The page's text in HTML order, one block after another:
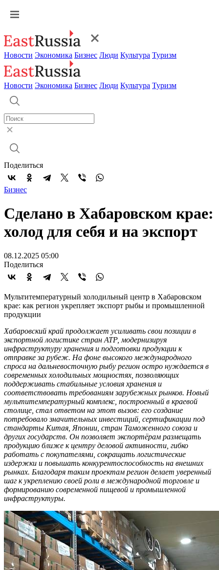
Новости Экономика Бизнес Люди Культура Туризм
Новости Экономика Бизнес Люди Культура Туризм
Поделиться
Бизнес
Сделано в Хабаровском крае:
холод для себя и на экспорт
08.12.2025 05:00
Поделиться
Мультитемпературный холодильный центр в Хабаровском
крае: как регион укрепляет экспорт рыбы и промышленной
продукции
Хабаровский край продолжает усиливать свои позиции в
экспортной логистике стран АТР, модернизируя
инфраструктуру хранения и подготовки продукции к
отправке за рубеж. На фоне высокого международного
спроса на дальневосточную рыбу регион остро нуждается в
современных холодильных мощностях, позволяющих
поддерживать стабильные условия хранения и
соответствовать требованиям зарубежных рынков. Новый
мультитемпературный комплекс, построенный в краевой
столице, стал ответом на этот вызов: его создание
потребовало значительных инвестиций, сертификации под
стандарты Китая, Японии, стран Таможенного союза и
других государств. Он позволяет экспортёрам размещать
продукцию ближе к центру деловой активности, гибко
работать с покупателями, сокращать логистические
издержки и повышать конкурентоспособность на внешних
рынках. Благодаря таким проектам регион делает уверенный
шаг к укреплению своей роли в международной торговле и
формированию современной пищевой и промышленной
инфраструктуры.